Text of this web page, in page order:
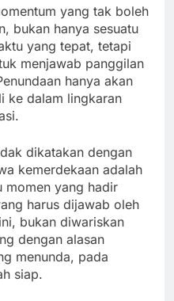
yang tak boleh
bukan hanya sesuatu
yang tepat, tetapi
menjawab panggilan
hanya akan
ke dalam lingkaran
dikatakan dengan
kemerdekaan adalah
momen yang hadir
harus dijawab oleh
bukan diwariskan
dengan alasan
menunda, pada
siap.